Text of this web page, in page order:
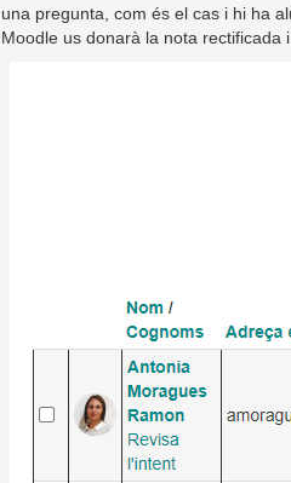
una pregunta, com és el cas i hi ha
Moodle us donarà la nota rectificada